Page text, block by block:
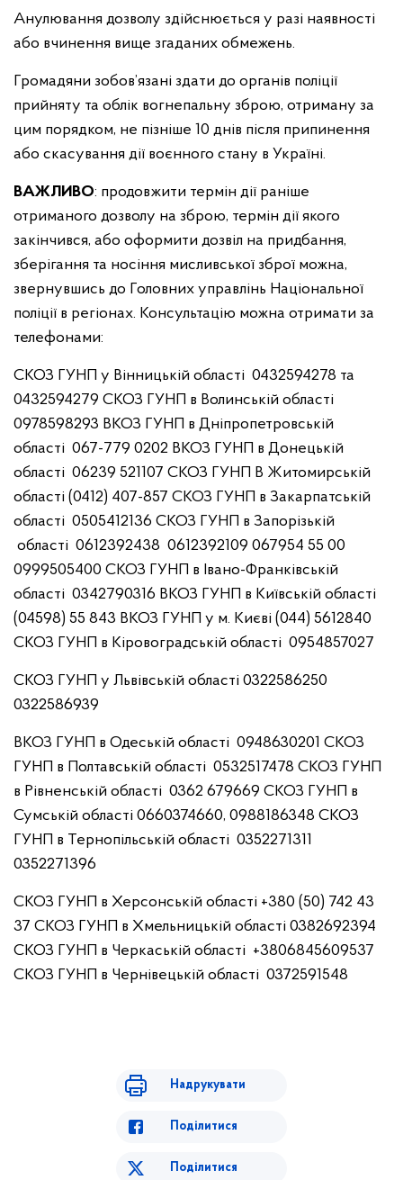
Анулювання дозволу здійснюється у разі наявності
або вчинення вище згаданих обмежень.
Громадяни зобов’язані здати до органів поліції
прийняту та облік вогнепальну зброю, отриману за
цим порядком, не пізніше 10 днів після припинення
або скасування дії воєнного стану в Україні.
ВАЖЛИВО: продовжити термін дії раніше
отриманого дозволу на зброю, термін дії якого
закінчився, або оформити дозвіл на придбання,
зберігання та носіння мисливської зброї можна,
звернувшись до Головних управлінь Національної
поліції в регіонах. Консультацію можна отримати за
телефонами:
СКОЗ ГУНП у Вінницькій області 0432594278 та
0432594279 СКОЗ ГУНП в Волинській області
0978598293 ВКОЗ ГУНП в Дніпропетровській
області 067-779 0202 ВКОЗ ГУНП в Донецькій
області 06239 521107 СКОЗ ГУНП В Житомирській
області (0412) 407-857 СКОЗ ГУНП в Закарпатській
області 0505412136 СКОЗ ГУНП в Запорізькій
області 0612392438 0612392109 067954 55 00
0999505400 СКОЗ ГУНП в Івано-Франківській
області 0342790316 ВКОЗ ГУНП в Київській області
(04598) 55 843 ВКОЗ ГУНП у м. Києві (044) 5612840
СКОЗ ГУНП в Кіровоградській області 0954857027
СКОЗ ГУНП у Львівській області 0322586250
0322586939
ВКОЗ ГУНП в Одеській області 0948630201 СКОЗ
ГУНП в Полтавській області 0532517478 СКОЗ ГУНП
в Рівненській області 0362 679669 СКОЗ ГУНП в
Сумській області 0660374660, 0988186348 СКОЗ
ГУНП в Тернопільській області 0352271311
0352271396
СКОЗ ГУНП в Херсонській області +380 (50) 742 43
37 СКОЗ ГУНП в Хмельницькій області 0382692394
СКОЗ ГУНП в Черкаській області +3806845609537
СКОЗ ГУНП в Чернівецькій області 0372591548
Надрукувати
Поділитися
Поділитися